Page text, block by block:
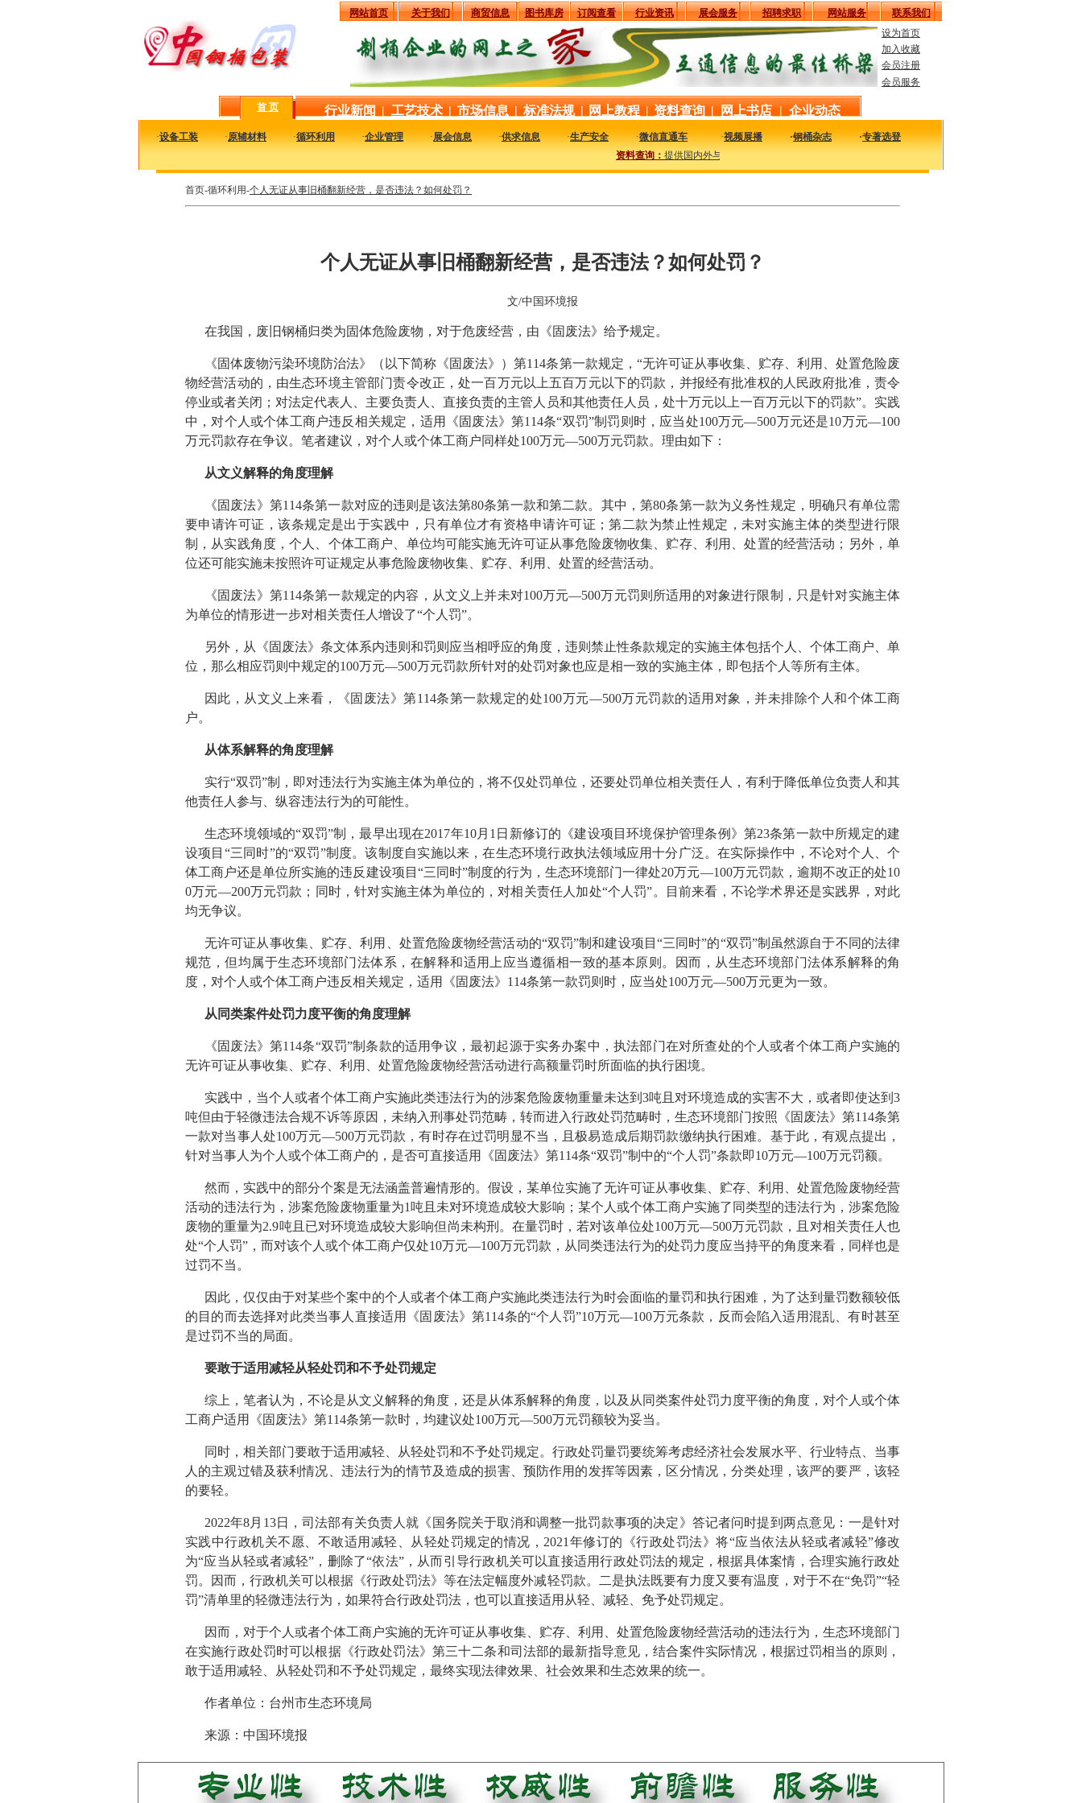
网站首页 关于我们 商贸信息 图书库房 订阅查看 行业资讯 展会服务 招聘求职 网站服务
联系我们
设为首页
加入收藏
会员注册
会员服务
首 页 行业新闻 | 工艺技术 | 市场信息 | 标准法规 | 网上教程 | 资料查询 | 网上书店 | 企业动态
·设备工装 ·原辅材料 ·循环利用 ·企业管理 ·展会信息 ·供求信息 ·生产安全 ·微信直通车 ·视频展播 ·钢桶杂志 ·专著选登
资料查询：提供国内外与钢桶包装相关的资料，包括行业经典、企业名录、报刊杂志、资料下载等等资料。
首页-循环利用-个人无证从事旧桶翻新经营，是否违法？如何处罚？
个人无证从事旧桶翻新经营，是否违法？如何处罚？
文/中国环境报
在我国，废旧钢桶归类为固体危险废物，对于危废经营，由《固废法》给予规定。
《固体废物污染环境防治法》（以下简称《固废法》）第114条第一款规定，“无许可证从事收集、贮存、利用、处置危险废
物经营活动的，由生态环境主管部门责令改正，处一百万元以上五百万元以下的罚款，并报经有批准权的人民政府批准，责令
停业或者关闭；对法定代表人、主要负责人、直接负责的主管人员和其他责任人员，处十万元以上一百万元以下的罚款”。实践
中，对个人或个体工商户违反相关规定，适用《固废法》第114条“双罚”制罚则时，应当处100万元—500万元还是10万元—100
万元罚款存在争议。笔者建议，对个人或个体工商户同样处100万元—500万元罚款。理由如下：
从文义解释的角度理解
《固废法》第114条第一款对应的违则是该法第80条第一款和第二款。其中，第80条第一款为义务性规定，明确只有单位需
要申请许可证，该条规定是出于实践中，只有单位才有资格申请许可证；第二款为禁止性规定，未对实施主体的类型进行限
制，从实践角度，个人、个体工商户、单位均可能实施无许可证从事危险废物收集、贮存、利用、处置的经营活动；另外，单
位还可能实施未按照许可证规定从事危险废物收集、贮存、利用、处置的经营活动。
《固废法》第114条第一款规定的内容，从文义上并未对100万元—500万元罚则所适用的对象进行限制，只是针对实施主体
为单位的情形进一步对相关责任人增设了“个人罚”。
另外，从《固废法》条文体系内违则和罚则应当相呼应的角度，违则禁止性条款规定的实施主体包括个人、个体工商户、单
位，那么相应罚则中规定的100万元—500万元罚款所针对的处罚对象也应是相一致的实施主体，即包括个人等所有主体。
因此，从文义上来看，《固废法》第114条第一款规定的处100万元—500万元罚款的适用对象，并未排除个人和个体工商
户。
从体系解释的角度理解
实行“双罚”制，即对违法行为实施主体为单位的，将不仅处罚单位，还要处罚单位相关责任人，有利于降低单位负责人和其
他责任人参与、纵容违法行为的可能性。
生态环境领域的“双罚”制，最早出现在2017年10月1日新修订的《建设项目环境保护管理条例》第23条第一款中所规定的建
设项目“三同时”的“双罚”制度。该制度自实施以来，在生态环境行政执法领域应用十分广泛。在实际操作中，不论对个人、个
体工商户还是单位所实施的违反建设项目“三同时”制度的行为，生态环境部门一律处20万元—100万元罚款，逾期不改正的处10
0万元—200万元罚款；同时，针对实施主体为单位的，对相关责任人加处“个人罚”。目前来看，不论学术界还是实践界，对此
均无争议。
无许可证从事收集、贮存、利用、处置危险废物经营活动的“双罚”制和建设项目“三同时”的“双罚”制虽然源自于不同的法律
规范，但均属于生态环境部门法体系，在解释和适用上应当遵循相一致的基本原则。因而，从生态环境部门法体系解释的角
度，对个人或个体工商户违反相关规定，适用《固废法》114条第一款罚则时，应当处100万元—500万元更为一致。
从同类案件处罚力度平衡的角度理解
《固废法》第114条“双罚”制条款的适用争议，最初起源于实务办案中，执法部门在对所查处的个人或者个体工商户实施的
无许可证从事收集、贮存、利用、处置危险废物经营活动进行高额量罚时所面临的执行困境。
实践中，当个人或者个体工商户实施此类违法行为的涉案危险废物重量未达到3吨且对环境造成的实害不大，或者即使达到3
吨但由于轻微违法合规不诉等原因，未纳入刑事处罚范畴，转而进入行政处罚范畴时，生态环境部门按照《固废法》第114条第
一款对当事人处100万元—500万元罚款，有时存在过罚明显不当，且极易造成后期罚款缴纳执行困难。基于此，有观点提出，
针对当事人为个人或个体工商户的，是否可直接适用《固废法》第114条“双罚”制中的“个人罚”条款即10万元—100万元罚额。
然而，实践中的部分个案是无法涵盖普遍情形的。假设，某单位实施了无许可证从事收集、贮存、利用、处置危险废物经营
活动的违法行为，涉案危险废物重量为1吨且未对环境造成较大影响；某个人或个体工商户实施了同类型的违法行为，涉案危险
废物的重量为2.9吨且已对环境造成较大影响但尚未构刑。在量罚时，若对该单位处100万元—500万元罚款，且对相关责任人也
处“个人罚”，而对该个人或个体工商户仅处10万元—100万元罚款，从同类违法行为的处罚力度应当持平的角度来看，同样也是
过罚不当。
因此，仅仅由于对某些个案中的个人或者个体工商户实施此类违法行为时会面临的量罚和执行困难，为了达到量罚数额较低
的目的而去选择对此类当事人直接适用《固废法》第114条的“个人罚”10万元—100万元条款，反而会陷入适用混乱、有时甚至
是过罚不当的局面。
要敢于适用减轻从轻处罚和不予处罚规定
综上，笔者认为，不论是从文义解释的角度，还是从体系解释的角度，以及从同类案件处罚力度平衡的角度，对个人或个体
工商户适用《固废法》第114条第一款时，均建议处100万元—500万元罚额较为妥当。
同时，相关部门要敢于适用减轻、从轻处罚和不予处罚规定。行政处罚量罚要统筹考虑经济社会发展水平、行业特点、当事
人的主观过错及获利情况、违法行为的情节及造成的损害、预防作用的发挥等因素，区分情况，分类处理，该严的要严，该轻
的要轻。
2022年8月13日，司法部有关负责人就《国务院关于取消和调整一批罚款事项的决定》答记者问时提到两点意见：一是针对
实践中行政机关不愿、不敢适用减轻、从轻处罚规定的情况，2021年修订的《行政处罚法》将“应当依法从轻或者减轻”修改
为“应当从轻或者减轻”，删除了“依法”，从而引导行政机关可以直接适用行政处罚法的规定，根据具体案情，合理实施行政处
罚。因而，行政机关可以根据《行政处罚法》等在法定幅度外减轻罚款。二是执法既要有力度又要有温度，对于不在“免罚”“轻
罚”清单里的轻微违法行为，如果符合行政处罚法，也可以直接适用从轻、减轻、免予处罚规定。
因而，对于个人或者个体工商户实施的无许可证从事收集、贮存、利用、处置危险废物经营活动的违法行为，生态环境部门
在实施行政处罚时可以根据《行政处罚法》第三十二条和司法部的最新指导意见，结合案件实际情况，根据过罚相当的原则，
敢于适用减轻、从轻处罚和不予处罚规定，最终实现法律效果、社会效果和生态效果的统一。
作者单位：台州市生态环境局
来源：中国环境报